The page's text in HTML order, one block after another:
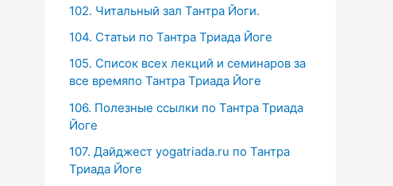
102. Читальный зал Тантра Йоги.
104. Статьи по Тантра Триада Йоге
105. Список всех лекций и семинаров за
все времяпо Тантра Триада Йоге
106. Полезные ссылки по Тантра Триада
Йоге
107. Дайджест yogatriada.ru по Тантра
Триада Йоге